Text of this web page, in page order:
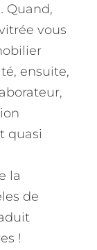
Quand,
vous
ensuite,
quasi
la
de
!